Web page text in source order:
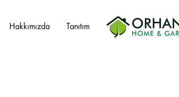
Hakkımızda
Tanıtım